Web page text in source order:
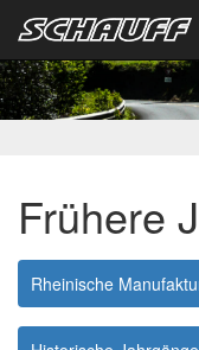
Frühere
Rheinische